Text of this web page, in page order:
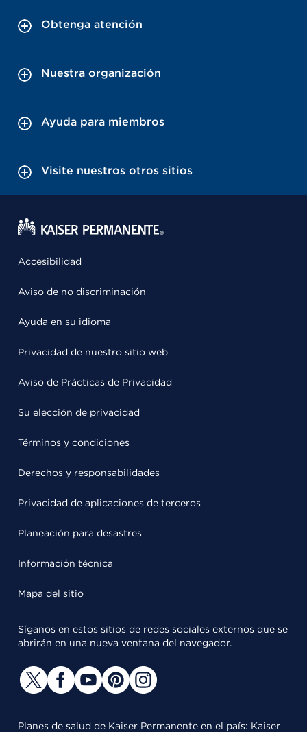
Obtenga atención
Nuestra organización
Ayuda para miembros
Visite nuestros otros sitios
Accesibilidad
Aviso de no discriminación
Ayuda en su idioma
Privacidad de nuestro sitio web
Aviso de Prácticas de Privacidad
Su elección de privacidad
Términos y condiciones
Derechos y responsabilidades
Privacidad de aplicaciones de terceros
Planeación para desastres
Información técnica
Mapa del sitio
Síganos en estos sitios de redes sociales externos que se
abrirán en una nueva ventana del navegador.
Planes de salud de Kaiser Permanente en el país: Kaiser